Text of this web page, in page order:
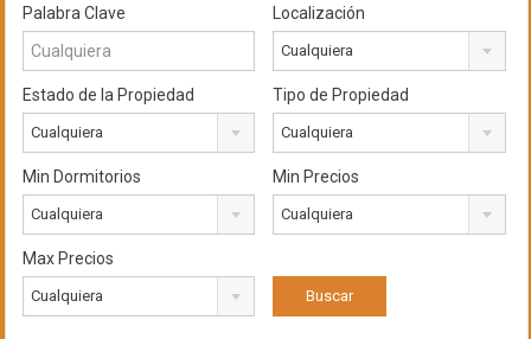
Palabra Clave Localización
Cualquiera
Estado de la Propiedad
Cualquiera
Tipo de Propiedad
Cualquiera
Min Dormitorios
Cualquiera
Min Precios
Cualquiera
Max Precios
Cualquiera